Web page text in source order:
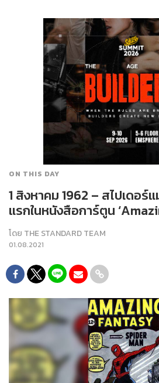
ON THIS DAY
1 สิงหาคม 1962 – สไปเดอ
แรกในหนังสือการ์ตูน
โดย THE STANDARD TEAM
01.08.2021